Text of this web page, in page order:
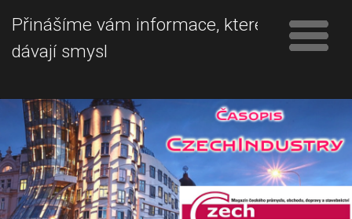
Přinášíme vám informace, které
dávají smysl